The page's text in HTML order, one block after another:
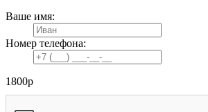
Ваше имя:
Номер телефона:
1800р